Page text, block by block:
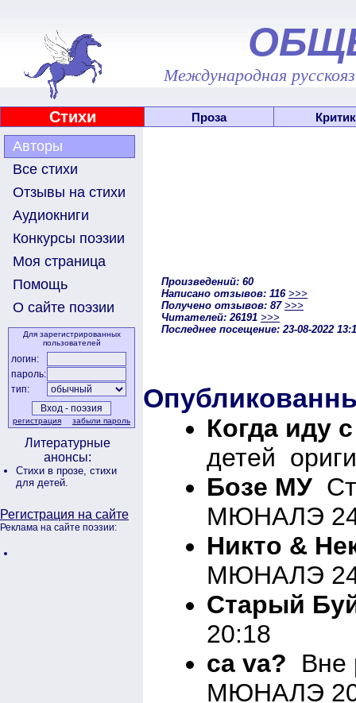
Международная
Стихи Проза
Авторы
Все стихи
Отзывы на стихи
Аудиокниги
Конкурсы поэзии
Моя страница
Помощь
О сайте поэзии
Для зарегистрированных
пользователей
логин:
пароль:
тип:
регистрация забыли пароль
Литературные
анонсы:
Стихи в прозе, стихи
для детей.
Регистрация на сайте
Реклама на сайте поэзии:
Произведений: 60
Написано отзывов: 116 >>>
Получено отзывов: 87 >>>
Читателей: 26191 >>>
Последнее посещение: 23-08-2022
Когда иду
детей
Бозе МУ
МЮНАЛЭ
Никто &
МЮНАЛЭ
Старый
20:18
ca va? Вне
МЮНАЛЭ